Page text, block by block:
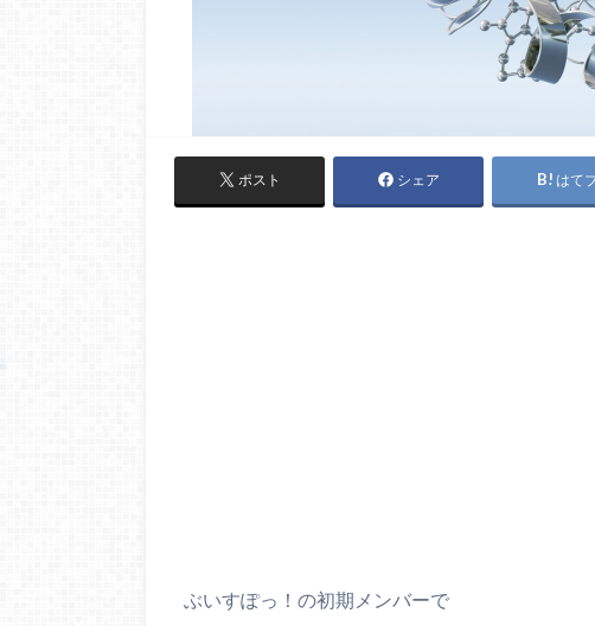
ポスト シェア はて
ぶいすぽっ！の初期メンバーで